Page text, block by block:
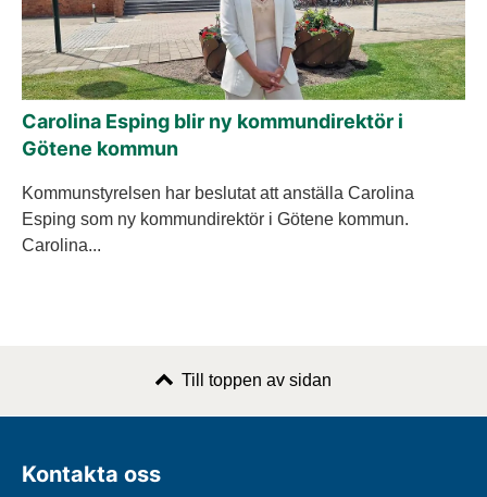
Carolina Esping blir ny kommundirektör i
Götene kommun
Kommunstyrelsen har beslutat att anställa Carolina
Esping som ny kommundirektör i Götene kommun.
Carolina...
Till toppen av sidan
Kontakta oss